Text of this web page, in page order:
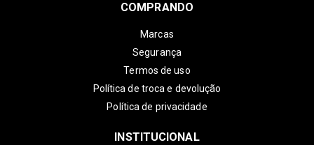
COMPRANDO
Marcas
Segurança
Termos de uso
Política de troca e devolução
Política de privacidade
INSTITUCIONAL